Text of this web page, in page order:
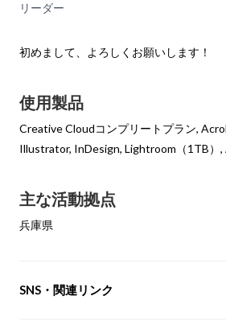
リーダー
初めまして、よろしくお願いします！
使用製品
Creative Cloudコンプリートプラン,
Illustrator, InDesign, Lightroom（1TB）,
主な活動拠点
兵庫県
SNS・関連リンク